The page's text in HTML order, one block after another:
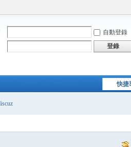
自動登錄
登錄
快捷